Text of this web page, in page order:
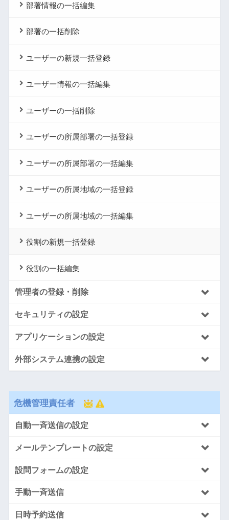
部署情報の一括編集
部署の一括削除
ユーザーの新規一括登録
ユーザー情報の一括編集
ユーザーの一括削除
ユーザーの所属部署の一括登録
ユーザーの所属部署の一括編集
ユーザーの所属地域の一括登録
ユーザーの所属地域の一括編集
役割の新規一括登録
役割の一括編集
管理者の登録・削除
セキュリティの設定
アプリケーションの設定
外部システム連携の設定
危機管理責任者
自動一斉送信の設定
メールテンプレートの設定
設問フォームの設定
手動一斉送信
日時予約送信